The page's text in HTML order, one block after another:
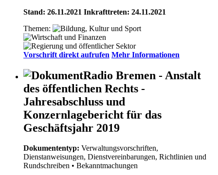
Stand: 26.11.2021 Inkrafttreten: 24.11.2021
Themen:
Vorschrift direkt aufrufen Mehr Informationen
Radio Bremen - Anstalt
des öffentlichen Rechts -
Jahresabschluss und
Konzernlagebericht für das
Geschäftsjahr 2019
Dokumententyp: Verwaltungsvorschriften,
Dienstanweisungen, Dienstvereinbarungen, Richtlinien und
Rundschreiben • Bekanntmachungen